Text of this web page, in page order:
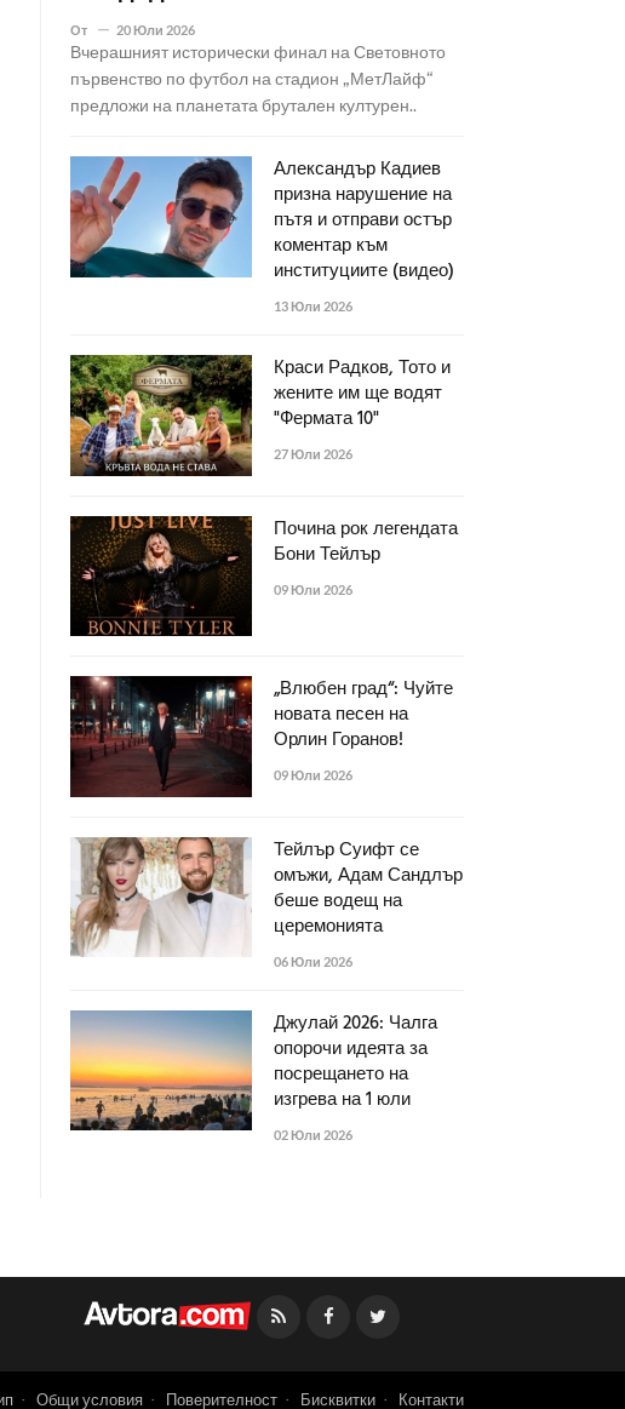
От 20 Юли 2026
Вчерашният исторически финал на Световното
първенство по футбол на стадион „МетЛайф“
предложи на планетата брутален културен..
Александър Кадиев
призна нарушение на
пътя и отправи остър
коментар към
институциите (видео)
13 Юли 2026
Краси Радков, Тото и
жените им ще водят
"Фермата 10"
27 Юли 2026
Почина рок легендата
Бони Тейлър
09 Юли 2026
„Влюбен град“: Чуйте
новата песен на
Орлин Горанов!
09 Юли 2026
Тейлър Суифт се
омъжи, Адам Сандлър
беше водещ на
церемонията
06 Юли 2026
Джулай 2026: Чалга
опорочи идеята за
посрещането на
изгрева на 1 юли
02 Юли 2026
Facebook
Общи условия Поверителност Бисквитки Контакти